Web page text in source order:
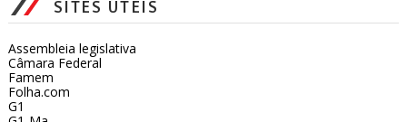
SITES ÚTEIS
Assembleia legislativa
Câmara Federal
Famem
Folha.com
G1